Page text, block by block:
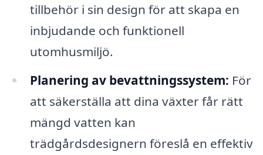
tillbehör i sin design för att skapa en
inbjudande och funktionell
utomhusmiljö.
Planering av bevattningssystem: För
att säkerställa att dina växter får rätt
mängd vatten kan
trädgårdsdesignern föreslå en effektiv